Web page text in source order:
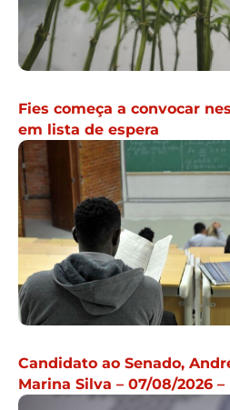
Fies começa a convocar
em lista de espera
Candidato ao Senado,
Marina Silva – 07/08/2026